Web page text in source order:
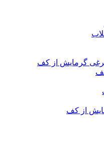
گرمایش از کف
از کف